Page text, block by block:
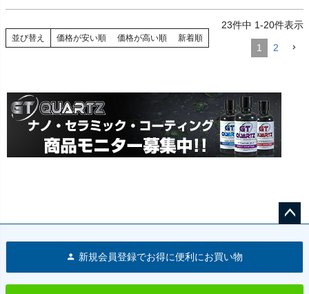
並び替え 価格が安い順 価格が高い順 新着順
23件中 1-20件表示
1 2
へ
新規会員登録でお得に便利にお買い物